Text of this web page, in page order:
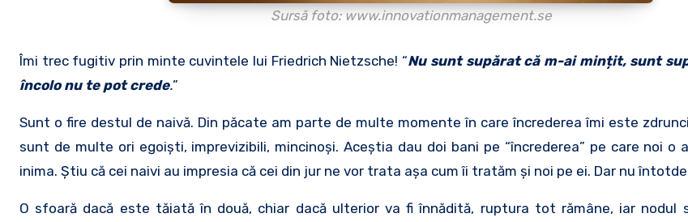
Sursă foto: www.innovationmanagement.se
Îmi trec fugitiv prin minte cuvintele lui Friedrich Nietzsche! “Nu sunt supărat că m-ai mințit, sunt
încolo nu te pot crede.”
Sunt o fire destul de naivă. Din păcate am parte de multe momente în care încrederea îmi este
sunt de multe ori egoişti, imprevizibili, mincinoşi. Aceştia dau doi bani pe “încrederea” pe care noi o
inima. Ştiu că cei naivi au impresia că cei din jur ne vor trata aşa cum îi tratăm şi noi pe ei. Dar nu
O sfoară dacă este tăiată în două, chiar dacă ulterior va fi înnădită, ruptura tot rămâne, iar nodul